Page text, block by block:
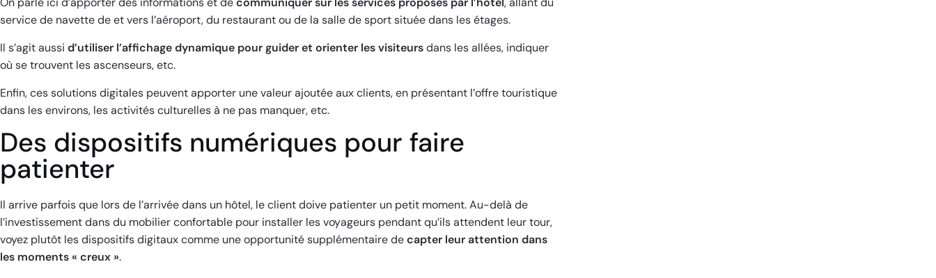
service de navette de et vers l’aéroport, du restaurant ou de la salle de sport située dans les étages.
Il s’agit aussi d’utiliser l’affichage dynamique pour guider et orienter les visiteursdans les allées, indiquer
où se trouvent les ascenseurs, etc.
Enfin, ces solutions digitales peuvent apporter une valeur ajoutée aux clients, en présentant l’offre touristique
dans les environs, les activités culturelles à ne pas manquer, etc.
Des dispositifs numériques pour faire
patienter
Il arrive parfois que lors de l’arrivée dans un hôtel, le client doive patienter un petit moment. Au-delà de
l’investissement dans du mobilier confortable pour installer les voyageurs pendant qu’ils attendent leur tour,
voyez plutôt les dispositifs digitaux comme une opportunité supplémentaire decapter leur attention dans
les moments « creux ».